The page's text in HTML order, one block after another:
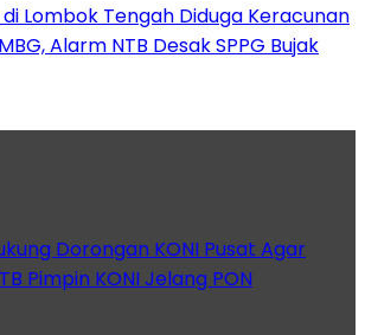
di Lombok Tengah Diduga Keracunan
Alarm NTB Desak SPPG Bujak
Dorongan KONI Pusat Agar
Pimpin KONI Jelang PON